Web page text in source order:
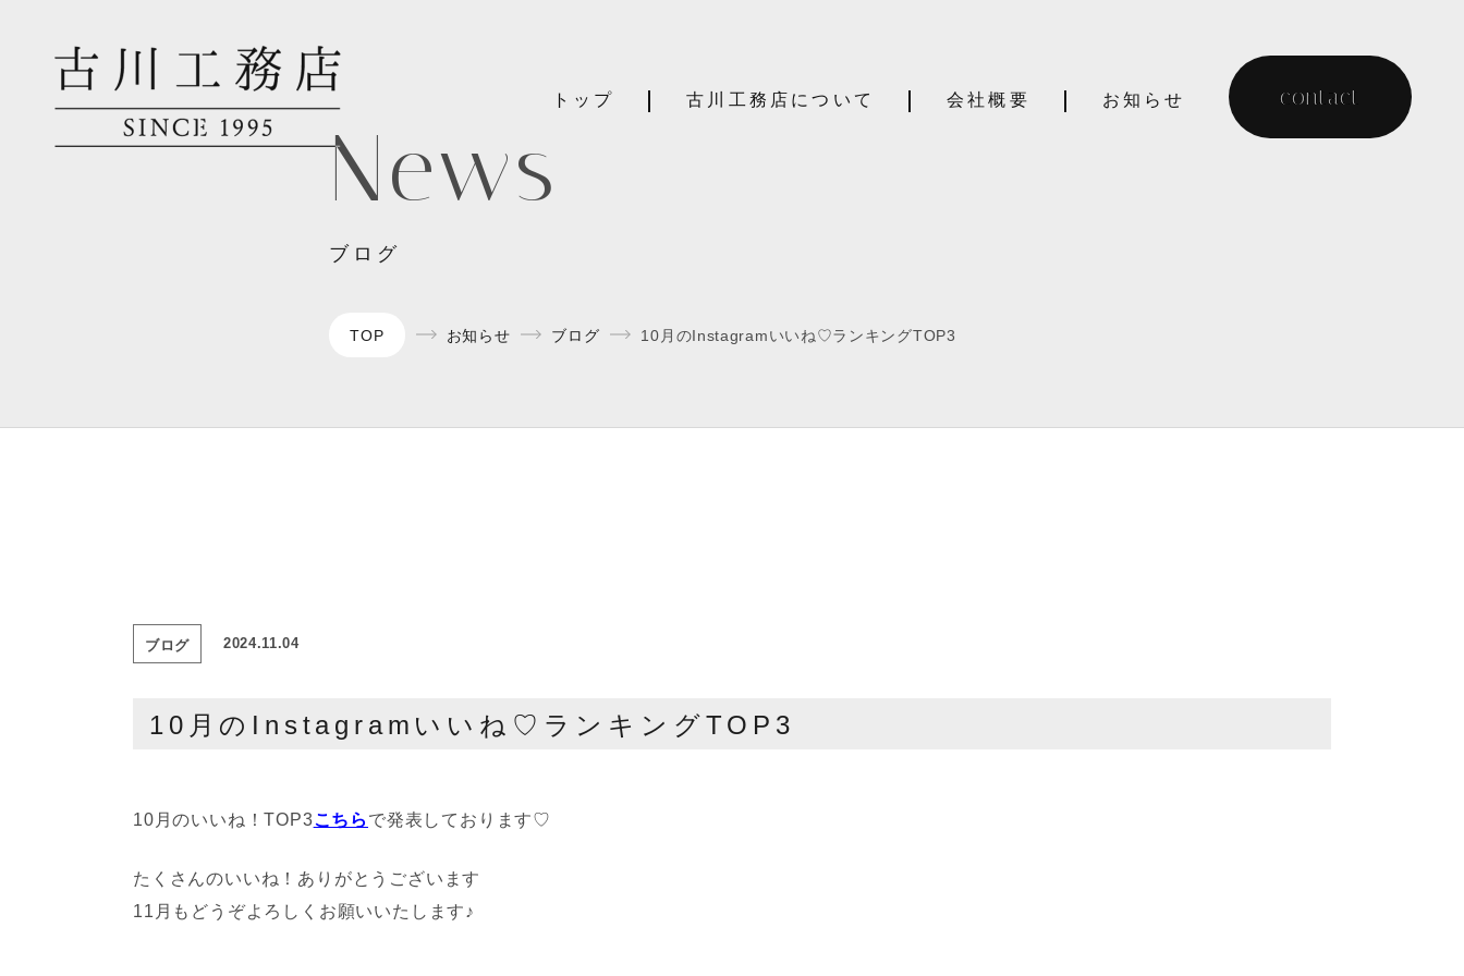
トップ 古川工務店について 会社概要 お知らせ contact
News
ブログ
TOP お知らせ ブログ 10月のInstagramいいね♡ランキングTOP3
ブログ 2024.11.04
10月のInstagramいいね♡ランキングTOP3
10月のいいね！TOP3こちら で発表しております♡
たくさんのいいね！ありがとうございます
11月もどうぞよろしくお願いいたします♪